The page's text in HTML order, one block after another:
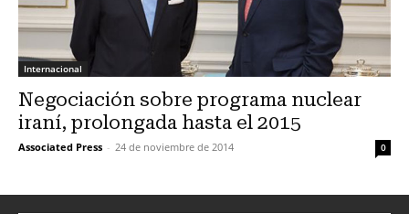
Internacional
Negociación sobre programa nuclear
iraní, prolongada hasta el 2015
Associated Press - 24 de noviembre de 2014 0